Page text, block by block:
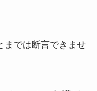
までは断言できませ